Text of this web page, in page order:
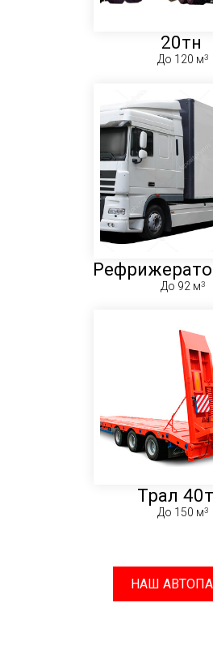
20тн
До 120 м
До 92 м
Трал
До 150 м
НАШ